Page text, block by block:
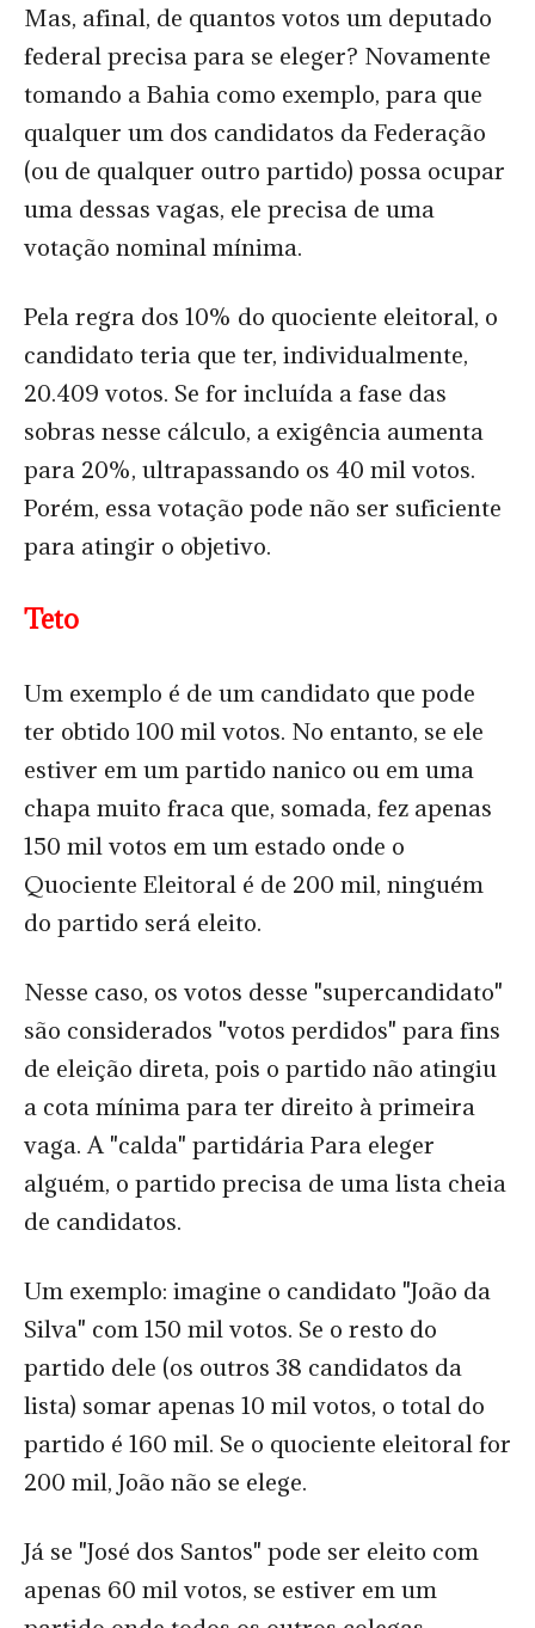
Mas, afinal, de quantos votos um deputado
federal precisa para se eleger? Novamente
tomando a Bahia como exemplo, para que
qualquer um dos candidatos da Federação
(ou de qualquer outro partido) possa ocupar
uma dessas vagas, ele precisa de uma
votação nominal mínima.
Pela regra dos 10% do quociente eleitoral, o
candidato teria que ter, individualmente,
20.409 votos. Se for incluída a fase das
sobras nesse cálculo, a exigência aumenta
para 20%, ultrapassando os 40 mil votos.
Porém, essa votação pode não ser suficiente
para atingir o objetivo.
Teto
Um exemplo é de um candidato que pode
ter obtido 100 mil votos. No entanto, se ele
estiver em um partido nanico ou em uma
chapa muito fraca que, somada, fez apenas
150 mil votos em um estado onde o
Quociente Eleitoral é de 200 mil, ninguém
do partido será eleito.
Nesse caso, os votos desse "supercandidato"
são considerados "votos perdidos" para fins
de eleição direta, pois o partido não atingiu
a cota mínima para ter direito à primeira
vaga. A "calda" partidária Para eleger
alguém, o partido precisa de uma lista cheia
de candidatos.
Um exemplo: imagine o candidato "João da
Silva" com 150 mil votos. Se o resto do
partido dele (os outros 38 candidatos da
lista) somar apenas 10 mil votos, o total do
partido é 160 mil. Se o quociente eleitoral for
200 mil, João não se elege.
Já se "José dos Santos" pode ser eleito com
apenas 60 mil votos, se estiver em um